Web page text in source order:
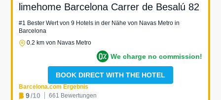
limehome Barcelona Carrer de Besalú 82
#1 Bester Wert von 9 Hotels in der Nähe von Navas Metro in
Barcelona
0.2 km von Navas Metro
We charge no commission!
BOOK DIRECT WITH THE HOTEL
Barcelona.com Ergebnis
9/10 661 Bewertungen